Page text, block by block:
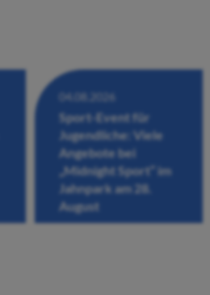
04.08.2026
Sport-Event für
Jugendliche: Viele
Angebote bei
„Midnight Sport“ im
Jahnpark am 28.
August